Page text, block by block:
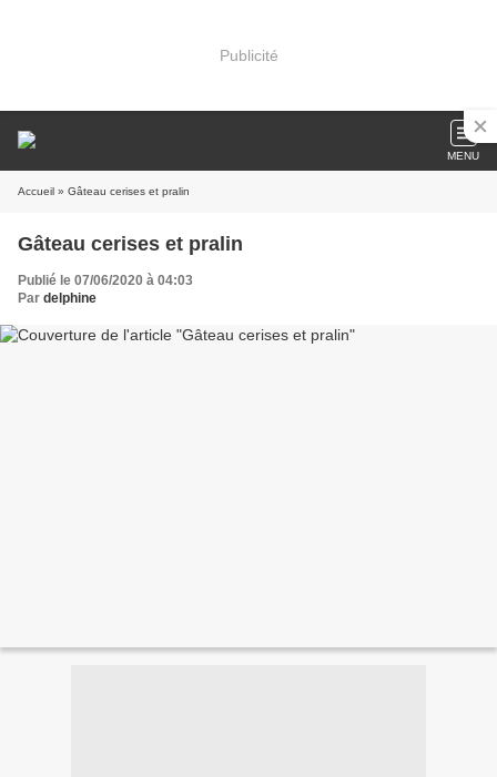
Publicité
MENU
Accueil » Gâteau cerises et pralin
Gâteau cerises et pralin
Publié le 07/06/2020 à 04:03
Par delphine